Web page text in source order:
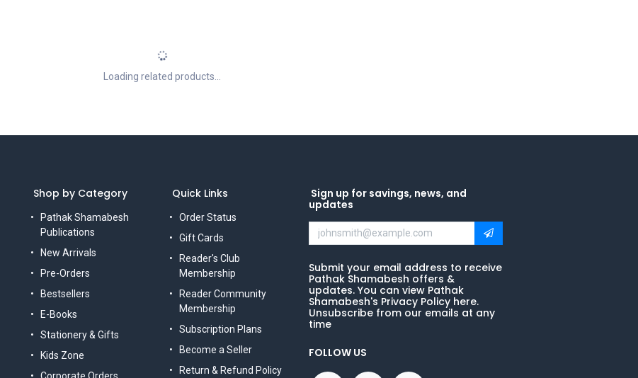
Loading related products...
Shop by Category
Pathak Shamabesh
Publications
New Arrivals
Pre-Orders
Bestsellers
E-Books
Stationery & Gifts
Kids Zone
Quick Links
Order Status
Gift Cards
Reader's Club
Membership
Reader Community
Membership
Subscription Plans
Become a Seller
Return & Refund Policy
Sign up for savings, news, and
updates
Submit your email address to receive
Pathak Shamabesh offers &
updates. You can view Pathak
Shamabesh's Privacy Policy here.
Unsubscribe from our emails at any
time
FOLLOW US